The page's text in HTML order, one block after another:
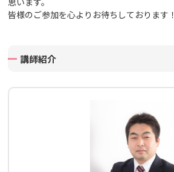
皆様のご参加を心よりお待ちしております！
講師紹介